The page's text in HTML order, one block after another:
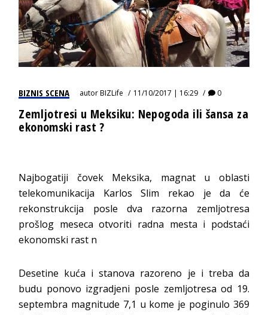
BIZNIS SCENA autorBIZLife 11/10/2017 | 16:29 0
Zemljotresi u Meksiku: Nepogoda ili šansa za
ekonomski rast ?
Najbogatiji čovek Meksika, magnat u oblasti
telekomunikacija Karlos Slim rekao je da će
rekonstrukcija posle dva razorna zemljotresa
prošlog meseca otvoriti radna mesta i podstaći
ekonomski rast n
Desetine kuća i stanova razoreno je i treba da
budu ponovo izgradjeni posle zemljotresa od 19.
septembra magnitude 7,1 u kome je poginulo 369